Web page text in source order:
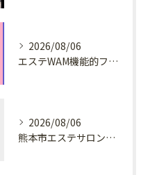
2026/08/06
エステWAM機能的フィットネスブログ ^FULL ROM^フルレンジ・メソッド
2026/08/06
熊本市エステサロン プラスでケア✨